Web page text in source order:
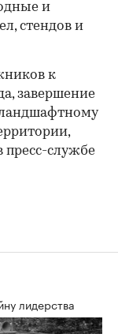
и
стендов и
к
завершение
ландшафтному
пресс-службе
лидерства